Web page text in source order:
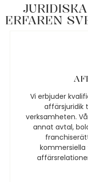
ERFAREN
Vi erbjuder
affärsjuridik
verksamheten.
annat avtal,